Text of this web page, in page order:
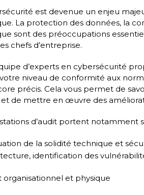
est devenue un enjeu
La protection des données, la
sont des préoccupations
chefs d’entreprise.
d’experts en cybersécurité
niveau de conformité aux
précis. Cela vous permet de
de mettre en œuvre des
d’audit portent notamment
de la solidité technique et
identification des
organisationnel et physique